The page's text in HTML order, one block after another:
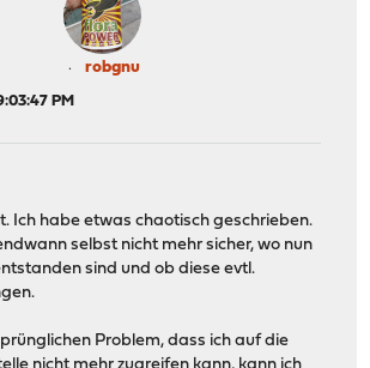
robgnu
PM
Ich habe etwas chaotisch geschrieben.
selbst nicht mehr sicher, wo nun
sind und ob diese evtl.
Problem, dass ich auf die